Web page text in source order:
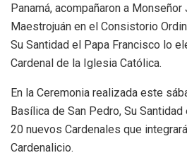
Panamá, acompañaron a
Maestrojuán en el Consistorio
Su Santidad el Papa Francisco lo
Cardenal de la Iglesia Católica.
En la Ceremonia realizada este
Basílica de San Pedro, Su
20 nuevos Cardenales que
Cardenalicio.